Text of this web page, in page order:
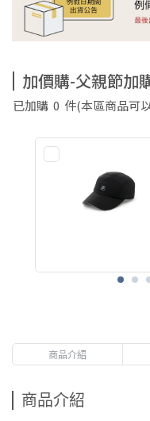
加價購-父親節加
已加購 0 件(本區商品可
商品介紹
商品介紹